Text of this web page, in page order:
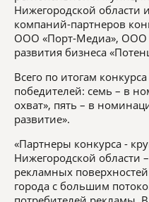
Нижегородской области
компаний-партнеров
ООО «Порт-Медиа», ООО
развития бизнеса
Всего по итогам
победителей: семь – в
охват», пять – в
развитие».
«Партнеры конкурса -
Нижегородской области
рекламных
города с большим